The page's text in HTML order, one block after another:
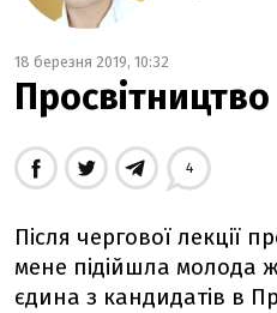
18 березня 2019, 10:32
4
Після чергової лекції
мене підійшла молода
єдина з кандидатів в